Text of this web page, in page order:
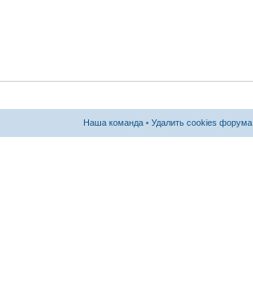
Наша команда • Удалить cookies форума